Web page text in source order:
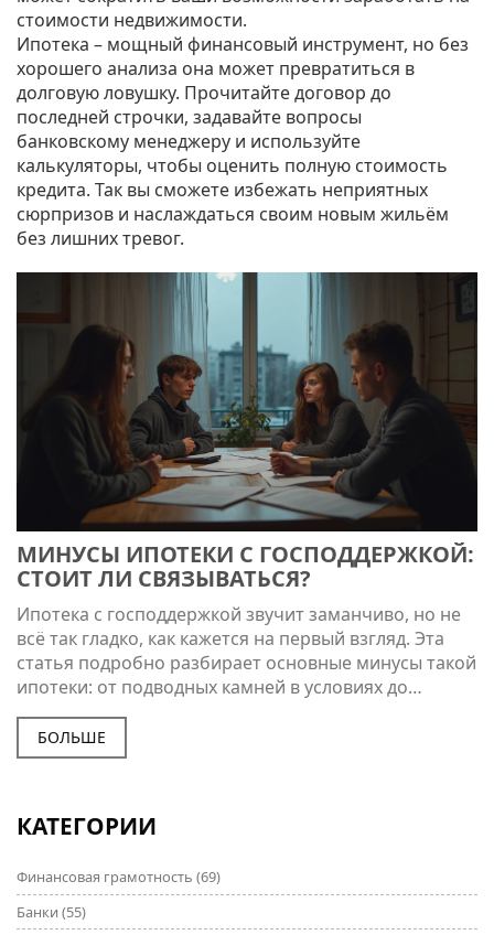
стоимости недвижимости.
Ипотека – мощный финансовый инструмент, но без
хорошего анализа она может превратиться в
долговую ловушку. Прочитайте договор до
последней строчки, задавайте вопросы
банковскому менеджеру и используйте
калькуляторы, чтобы оценить полную стоимость
кредита. Так вы сможете избежать неприятных
сюрпризов и наслаждаться своим новым жильём
без лишних тревог.
МИНУСЫ ИПОТЕКИ С ГОСПОДДЕРЖКОЙ:
СТОИТ ЛИ СВЯЗЫВАТЬСЯ?
Ипотека с господдержкой звучит заманчиво, но не
всё так гладко, как кажется на первый взгляд. Эта
статья подробно разбирает основные минусы такой
ипотеки: от подводных камней в условиях до
реальных финансовых рисков. Узнай, как на самом
деле работают эти программы и с чем сталкиваются
обычные семьи. Делимся фактами, советами и
неприятных неожиданностей.
БОЛЬШЕ
КАТЕГОРИИ
Финансовая грамотность (69)
Банки (55)